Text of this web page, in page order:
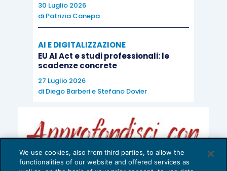
30 Luglio 2026
di Patrizia Canepa
AI E DIGITALIZZAZIONE
EU AI Act e studi professionali: le
scadenze concrete
27 Luglio 2026
di Diego Barberie Stefano Dovier
We use cookies, also from third parties, to allow the
functionalities of our website and offered services as